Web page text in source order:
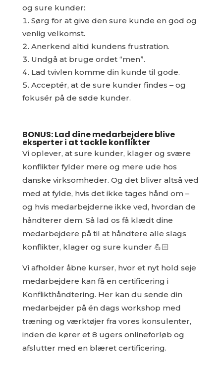
og sure kunder:
Sørg for at give den sure kunde en god og
venlig velkomst.
Anerkend altid kundens frustration.
Undgå at bruge ordet “men”.
Lad tvivlen komme din kunde til gode.
Acceptér, at de sure kunder findes – og
fokusér på de søde kunder.
BONUS: Lad dine medarbejdere blive
eksperter i at tackle konflikter
Vi oplever, at sure kunder, klager og svære
konflikter fylder mere og mere ude hos
danske virksomheder. Og det bliver altså ved
med at fylde, hvis det ikke tages hånd om –
og hvis medarbejderne ikke ved, hvordan de
håndterer dem. Så lad os få klædt dine
medarbejdere på til at håndtere alle slags
konflikter, klager og sure kunder 💪🏻
Vi afholder åbne kurser, hvor et nyt hold seje
medarbejdere kan få en certificering i
Konflikthåndtering. Her kan du sende din
medarbejder på én dags workshop med
træning og værktøjer fra vores konsulenter,
inden de kører et 8 ugers onlineforløb og
afslutter med en blæret certificering.